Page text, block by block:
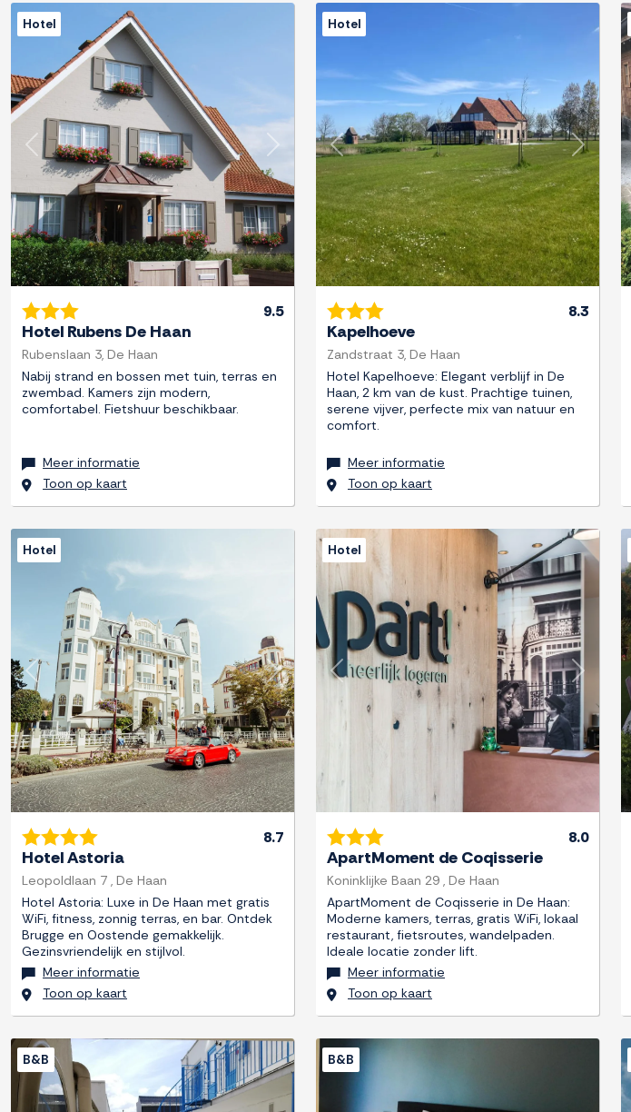
Previous Next
Hotel
9.5
Hotel Rubens De Haan
Rubenslaan 3, De Haan
Nabij strand en bossen met tuin, terras en
zwembad. Kamers zijn modern,
comfortabel. Fietshuur beschikbaar.
Meer informatie
Toon op kaart
Previous Next
Hotel
8.3
Kapelhoeve
Zandstraat 3, De Haan
Hotel Kapelhoeve: Elegant verblijf in De
Haan, 2 km van de kust. Prachtige tuinen,
serene vijver, perfecte mix van natuur en
comfort.
Meer informatie
Toon op kaart
Previous Next
Hotel
8.7
Hotel Astoria
Leopoldlaan 7 , De Haan
Hotel Astoria: Luxe in De Haan met gratis
WiFi, fitness, zonnig terras, en bar. Ontdek
Brugge en Oostende gemakkelijk.
Gezinsvriendelijk en stijlvol.
Meer informatie
Toon op kaart
Previous Next
Hotel
8.0
ApartMoment de Coqisserie
Koninklijke Baan 29 , De Haan
ApartMoment de Coqisserie in De Haan:
Moderne kamers, terras, gratis WiFi, lokaal
restaurant, fietsroutes, wandelpaden.
Ideale locatie zonder lift.
Meer informatie
Toon op kaart
B&B B&B